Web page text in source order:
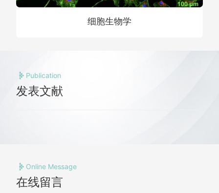
细胞生物学
Publication
发表文献
Online Message
在线留言